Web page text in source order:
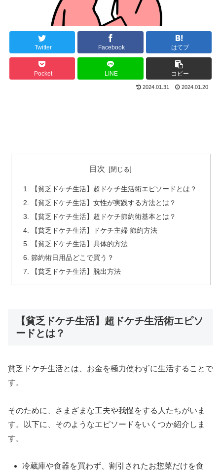
Twitter Facebook はてブ
Pocket LINE コピー
2024.01.31 2024.01.20
目次
【貧乏ドケチ生活】超ドケチ生活術エピソードとは？
【貧乏ドケチ生活】女性が実践する方法とは？
【貧乏ドケチ生活】超ドケチ節約術基本とは？
【貧乏ドケチ生活】ドケチ主婦 節約方法
【貧乏ドケチ生活】具体的方法
節約術日用品どこで買う？
【貧乏ドケチ生活】脱出方法
【貧乏ドケチ生活】超ドケチ生活術エピソ
ードとは？
貧乏ドケチ生活とは、お金を極力使わずに生活することで
す。
そのために、さまざまな工夫や我慢をする人たちがいま
す。以下に、そのようなエピソードをいくつか紹介しま
す。
冷蔵庫や食器を買わず、割引されたお惣菜だけを食